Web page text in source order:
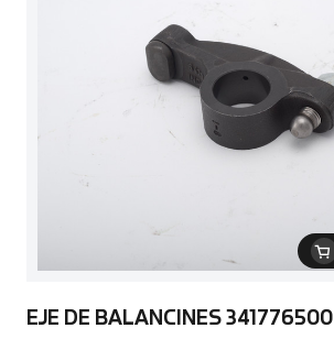
EJE DE BALANCINES 341776500